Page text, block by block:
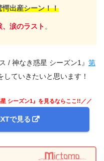
愕出産シーン！！
、涙のラスト 。
/ 神なき惑星 シーズン1』 第
ていきたいと思います！
シーズン1』を見るならここ!!／／
で見る